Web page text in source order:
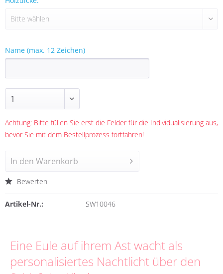
Name (max. 12 Zeichen)
Achtung: Bitte füllen Sie erst die Felder für die Individualisierung aus,
bevor Sie mit dem Bestellprozess fortfahren!
In den Warenkorb
Bewerten
Artikel-Nr.: SW10046
Eine Eule auf ihrem Ast wacht als
personalisiertes Nachtlicht über den